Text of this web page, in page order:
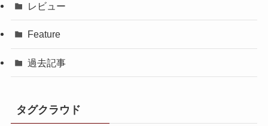
レビュー
Feature
過去記事
タグクラウド